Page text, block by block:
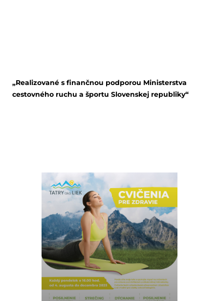
„Realizované s finančnou podporou Ministerstva
cestovného ruchu a športu Slovenskej republiky“